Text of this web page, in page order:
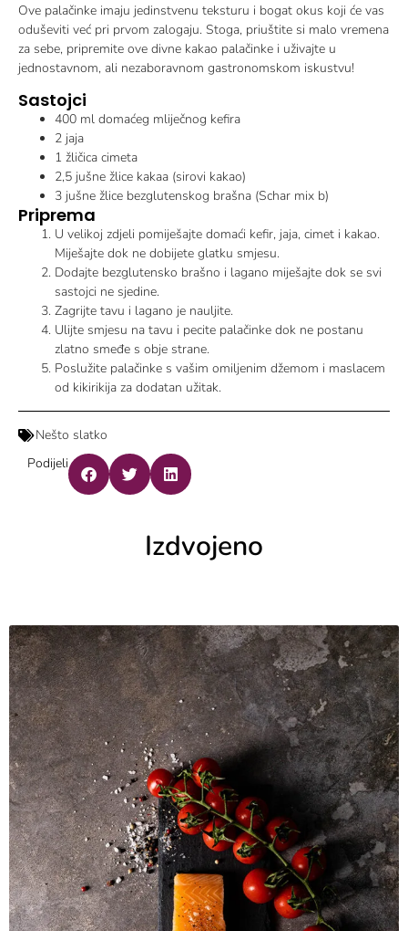
Ove palačinke imaju jedinstvenu teksturu i bogat okus koji će vas
oduševiti već pri prvom zalogaju. Stoga, priuštite si malo vremena
za sebe, pripremite ove divne kakao palačinke i uživajte u
jednostavnom, ali nezaboravnom gastronomskom iskustvu!
Sastojci
400 ml domaćeg mliječnog kefira
2 jaja
1 žličica cimeta
2,5 jušne žlice kakaa (sirovi kakao)
3 jušne žlice bezglutenskog brašna (Schar mix b)
Priprema
U velikoj zdjeli pomiješajte domaći kefir, jaja, cimet i kakao.
Miješajte dok ne dobijete glatku smjesu.
Dodajte bezglutensko brašno i lagano miješajte dok se svi
sastojci ne sjedine.
Zagrijte tavu i lagano je nauljite.
Ulijte smjesu na tavu i pecite palačinke dok ne postanu
zlatno smeđe s obje strane.
Poslužite palačinke s vašim omiljenim džemom i maslacem
od kikirikija za dodatan užitak.
Nešto slatko
Podijeli
Izdvojeno